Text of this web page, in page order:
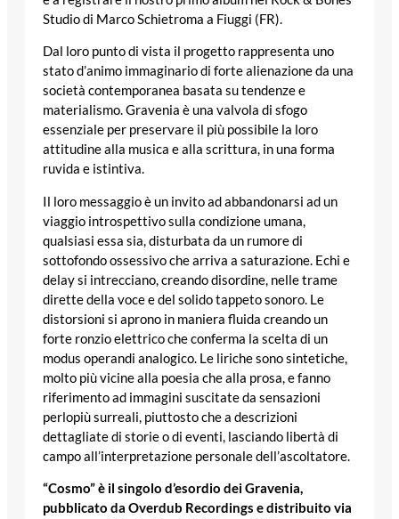
Studio di Marco Schietroma a Fiuggi (FR).
Dal loro punto di vista il progetto rappresenta uno
stato d’animo immaginario di forte alienazione da una
società contemporanea basata su tendenze e
materialismo. Gravenia è una valvola di sfogo
essenziale per preservare il più possibile la loro
attitudine alla musica e alla scrittura, in una forma
ruvida e istintiva.
Il loro messaggio è un invito ad abbandonarsi ad un
viaggio introspettivo sulla condizione umana,
qualsiasi essa sia, disturbata da un rumore di
sottofondo ossessivo che arriva a saturazione. Echi e
delay si intrecciano, creando disordine, nelle trame
dirette della voce e del solido tappeto sonoro. Le
distorsioni si aprono in maniera fluida creando un
forte ronzio elettrico che conferma la scelta di un
modus operandi analogico. Le liriche sono sintetiche,
molto più vicine alla poesia che alla prosa, e fanno
riferimento ad immagini suscitate da sensazioni
perlopiù surreali, piuttosto che a descrizioni
dettagliate di storie o di eventi, lasciando libertà di
campo all’interpretazione personale dell’ascoltatore.
“Cosmo” è il singolo d’esordio dei Gravenia,
pubblicato da Overdub Recordings e distribuito via